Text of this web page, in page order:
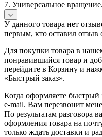
7. Универсальное вращение.
У данного товара нет
первым, кто оставил отзыв
Для покупки товара в
понравившийся товар и
перейдите в Корзину и
«Быстрый заказ».
Когда оформляете
e-mail. Вам перезвонит
По результатам разговора
оформления товара на
только ждать доставки и